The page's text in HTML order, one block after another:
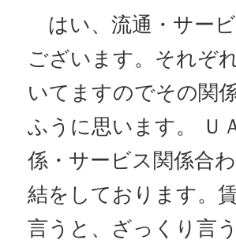
はい、流通・サー
ございます。それぞ
いてますのでその関
ふうに思います。 Ｕ
係・サービス関係合
結をしております。
言うと、ざっくり言